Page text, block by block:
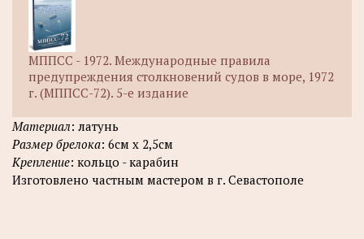
МППСС - 1972. Международные правила
предупреждения столкновений судов в море, 1972
г. (МППСС-72). 5-е издание
Материал: латунь
Размер брелока: 6см х 2,5см
Крепление: кольцо - карабин
Изготовлено частным мастером в г. Севастополе